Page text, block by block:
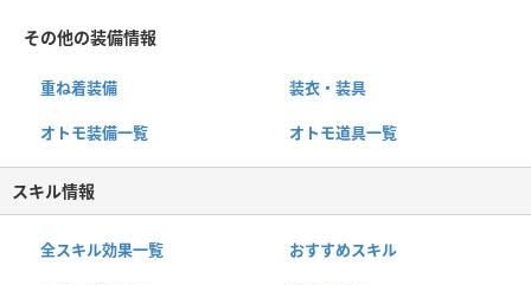
その他の装備情報
重ね着装備 装衣・装具
オトモ装備一覧 オトモ道具一覧
スキル情報
全スキル効果一覧 おすすめスキル